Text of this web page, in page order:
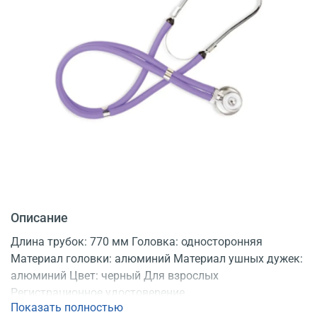
Описание
Длина трубок: 770 мм Головка: односторонняя
Материал головки: алюминий Материал ушных дужек:
алюминий Цвет: черный Для взрослых
Регистрационное удостоверение
Показать полностью